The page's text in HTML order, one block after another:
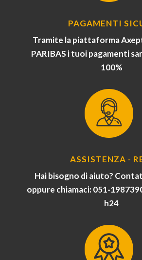
PAGAMENTI
Tramite la piattaforma
PARIBAS i tuoi pagamenti
100%
ASSISTENZA -
Hai bisogno di aiuto?
oppure chiamaci: 051-
h24